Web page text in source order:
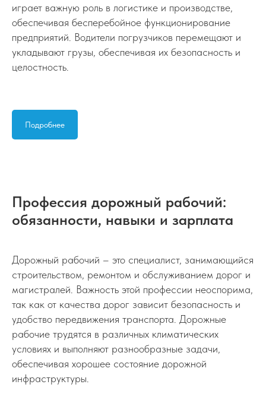
играет важную роль в логистике и производстве,
обеспечивая бесперебойное функционирование
предприятий. Водители погрузчиков перемещают и
укладывают грузы, обеспечивая их безопасность и
целостность.
Подробнее
Профессия дорожный рабочий:
обязанности, навыки и зарплата
Дорожный рабочий – это специалист, занимающийся
строительством, ремонтом и обслуживанием дорог и
магистралей. Важность этой профессии неоспорима,
так как от качества дорог зависит безопасность и
удобство передвижения транспорта. Дорожные
рабочие трудятся в различных климатических
условиях и выполняют разнообразные задачи,
обеспечивая хорошее состояние дорожной
инфраструктуры.